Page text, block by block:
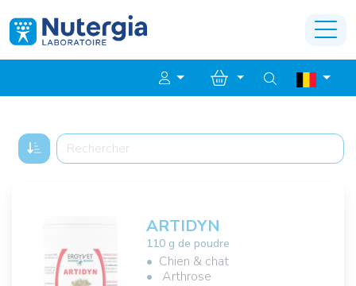
ARTIDYN
110 g de poudre
Chien & chat
Arthrose